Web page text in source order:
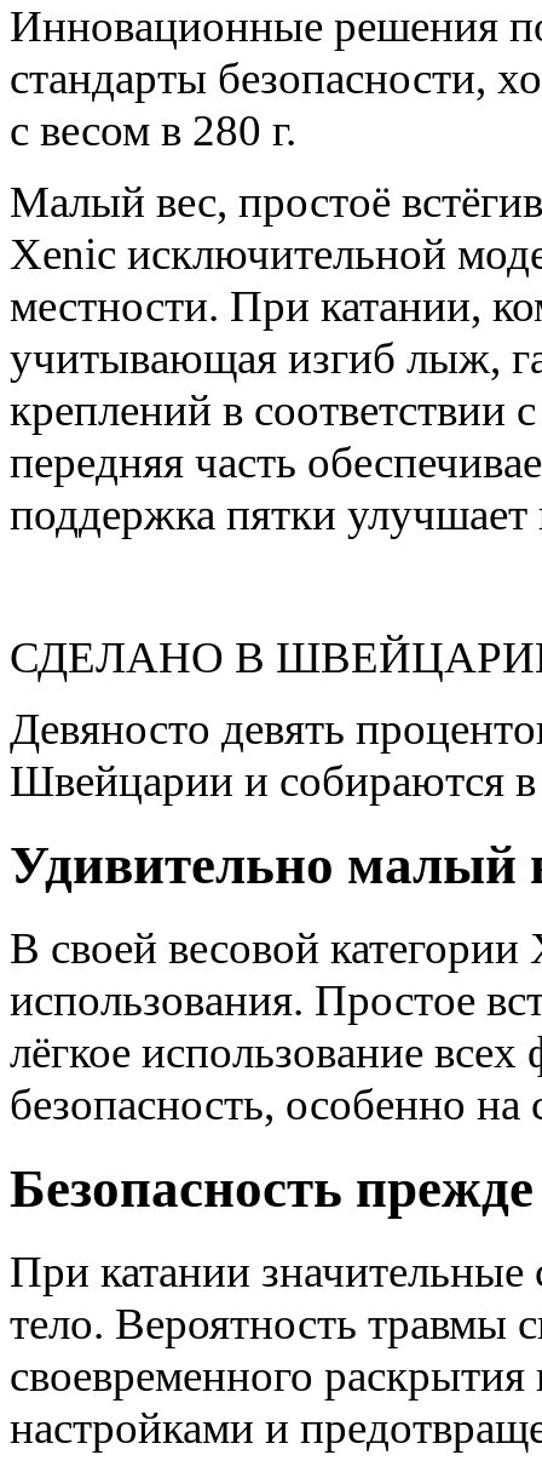
Инновационные решения
стандарты безопасности,
с весом в 280 г.
Малый вес, простоё
Xenic исключительной
местности. При катании,
учитывающая изгиб лыж,
креплений в соответствии
передняя часть
поддержка пятки
СДЕЛАНО В ШВЕЙЦАРИИ -
Девяносто девять
Швейцарии и собираются в
Удивительно малый
В своей весовой
использования. Простое
лёгкое использование
безопасность, особенно
Безопасность прежде
При катании
тело. Вероятность травмы
своевременного раскрытия
настройками и